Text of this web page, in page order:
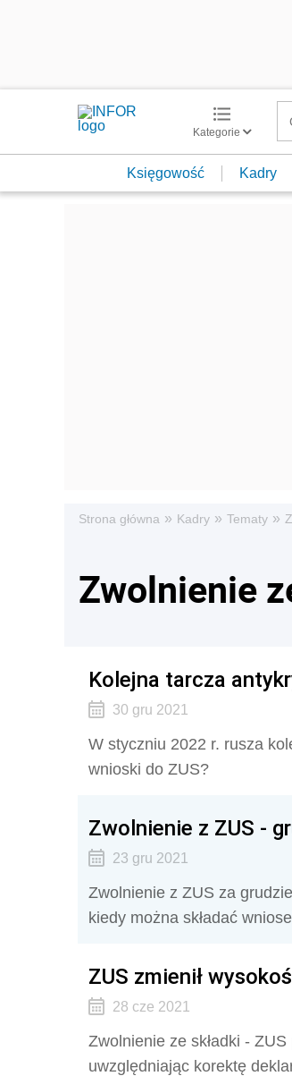
Kategorie
Księgowość Kadry
Strona główna » Kadry » Tematy »
Zwolnienie
Kolejna tarcza
30 gru 2021
W styczniu 2022 r. rusza
wnioski do ZUS?
Zwolnienie z ZUS -
23 gru 2021
Zwolnienie z ZUS za
kiedy można składać
ZUS zmienił
28 cze 2021
Zwolnienie ze składki -
uwzględniając korektę